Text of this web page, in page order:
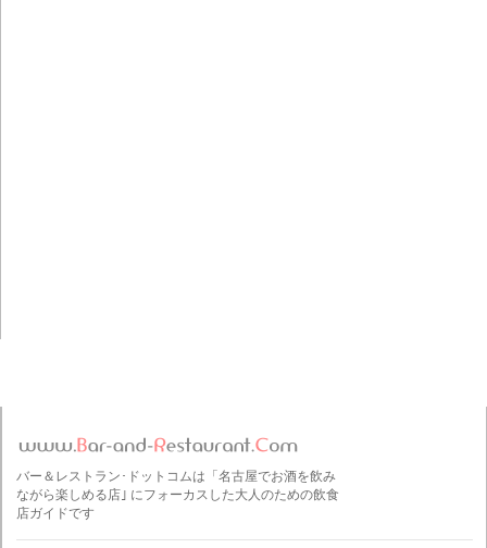
バー＆レストラン･ドットコムは「名古屋でお酒を飲み
ながら楽しめる店｣ にフォーカスした大人のための飲食
店ガイドです